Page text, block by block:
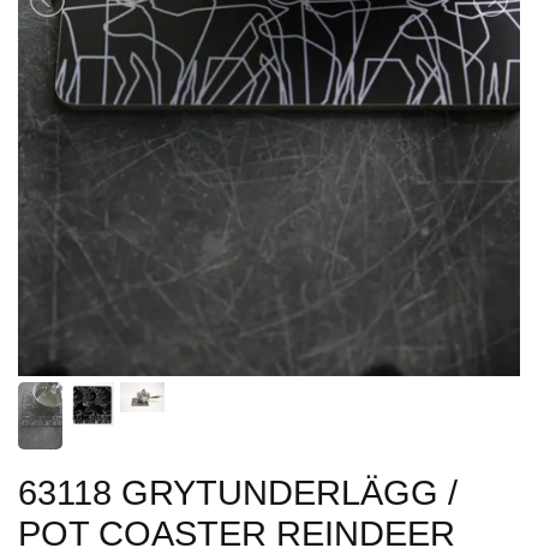
63118 GRYTUNDERLÄGG /
POT COASTER REINDEER